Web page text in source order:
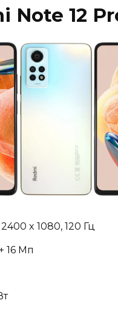
Note 12
x 1080, 120 Гц
16 Мп